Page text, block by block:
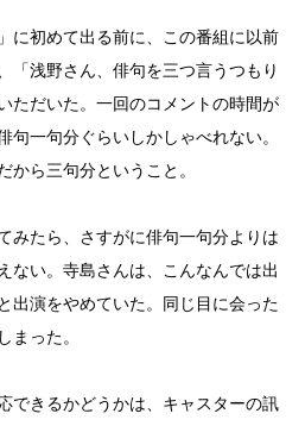
に初めて出る前に、この番組に以前
「浅野さん、俳句を三つ言うつもり
ただいた。一回のコメントの時間が
句一句分ぐらいしかしゃべれない。
から三句分ということ。
みたら、さすがに俳句一句分よりは
ない。寺島さんは、こんなんでは出
出演をやめていた。同じ目に会った
まった。
できるかどうかは、キャスターの訊